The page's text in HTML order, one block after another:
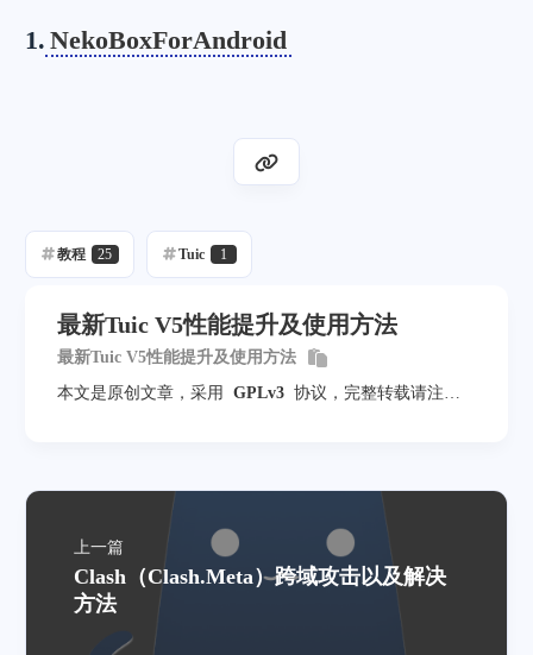
1. NekoBoxForAndroid
教程 25 Tuic 1
最新Tuic V5性能提升及使用方法
最新Tuic V5性能提升及使用方法
本文是原创文章，采用
GPLv3 协议，完整转载请注明
上一篇
Clash（Clash.Meta）跨域攻击以及解决
方法